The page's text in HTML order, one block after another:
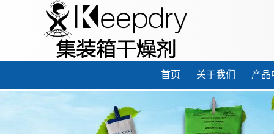
首页 关于我们 产品